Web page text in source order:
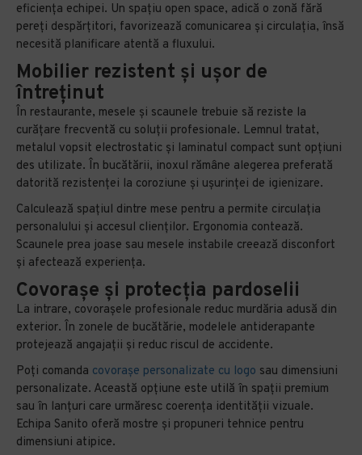
eficiența echipei. Un spațiu open space, adică o zonă fără
pereți despărțitori, favorizează comunicarea și circulația, însă
necesită planificare atentă a fluxului.
Mobilier rezistent și ușor de
întreținut
În restaurante, mesele și scaunele trebuie să reziste la
curățare frecventă cu soluții profesionale. Lemnul tratat,
metalul vopsit electrostatic și laminatul compact sunt opțiuni
des utilizate. În bucătării, inoxul rămâne alegerea preferată
datorită rezistenței la coroziune și ușurinței de igienizare.
Calculează spațiul dintre mese pentru a permite circulația
personalului și accesul clienților. Ergonomia contează.
Scaunele prea joase sau mesele instabile creează disconfort
și afectează experiența.
Covorașe și protecția pardoselii
La intrare, covorașele profesionale reduc murdăria adusă din
exterior. În zonele de bucătărie, modelele antiderapante
protejează angajații și reduc riscul de accidente.
Poți comanda covorașe personalizate cu logo sau dimensiuni
personalizate. Această opțiune este utilă în spații premium
sau în lanțuri care urmăresc coerența identității vizuale.
Echipa Sanito oferă mostre și propuneri tehnice pentru
dimensiuni atipice.